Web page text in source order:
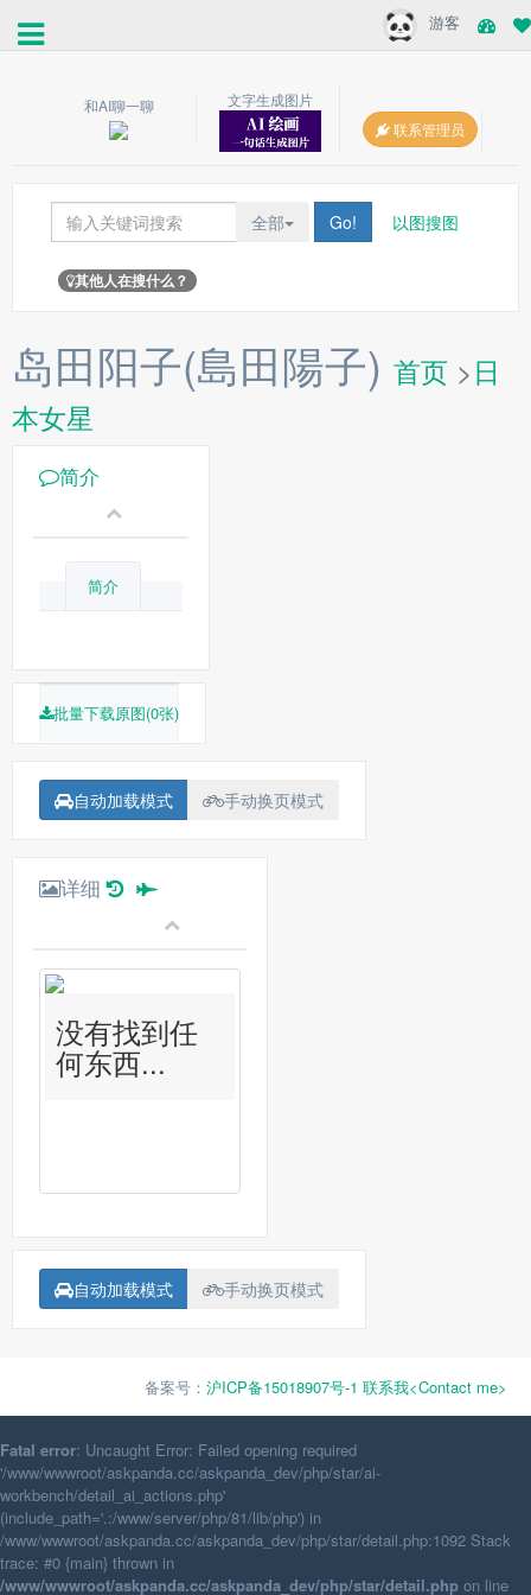
游客
和AI聊一聊
文字生成图片
联系管理员
全部 Go! 以图搜图
其他人在搜什么？
岛田阳子(島田陽子) 首页 >日
本女星
简介
简介
批量下载原图(0张)
自动加载模式 手动换页模式
详细
没有找到任
何东西...
自动加载模式 手动换页模式
备案号： 沪ICP备15018907号-1 联系我<Contact me>
Fatal error: Uncaught Error: Failed opening required
'/www/wwwroot/askpanda.cc/askpanda_dev/php/star/ai-
workbench/detail_ai_actions.php'
(include_path='.:/www/server/php/81/lib/php') in
/www/wwwroot/askpanda.cc/askpanda_dev/php/star/detail.php:1092 Stack
trace: #0 {main} thrown in
/www/wwwroot/askpanda.cc/askpanda_dev/php/star/detail.php on line